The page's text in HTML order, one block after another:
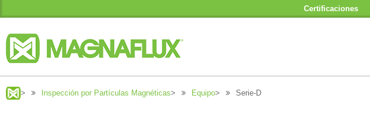
Certificaciones
> Inspección por Partículas Magnéticas> Equipo> Serie-D